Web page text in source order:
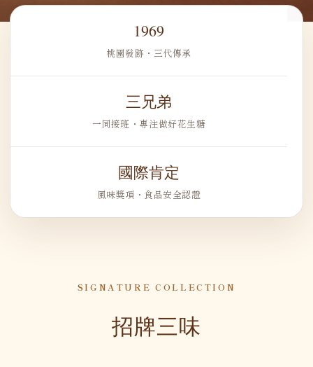
1969
桃園發跡・三代傳承
三兄弟
一同接班・專注做好花生糖
國際肯定
風味獎項・食品安全認證
SIGNATURE COLLECTION
招牌三味